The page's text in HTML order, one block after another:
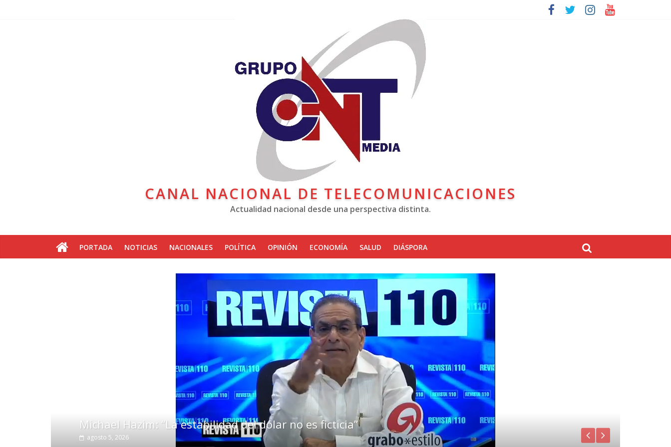
CANAL NACIONAL DE TELECOMUNICACIONES
Actualidad nacional desde una perspectiva distinta.
PORTADA NOTICIAS NACIONALES POLÍTICA OPINIÓN ECONOMÍA SALUD DIÁSPORA
Michael Hazim: “La estabilidad del dólar no es ficticia”
agosto 5, 2026